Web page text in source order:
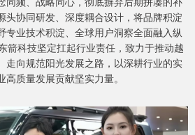
头协同研发、深度耦合设计，将品牌积淀
专业技术积淀、全球用户洞察全面融入纵
箭科技坚定扛起行业责任，致力于推动越
走向规范阳光发展之路，以深耕行业的实
质量发展贡献坚实力量。